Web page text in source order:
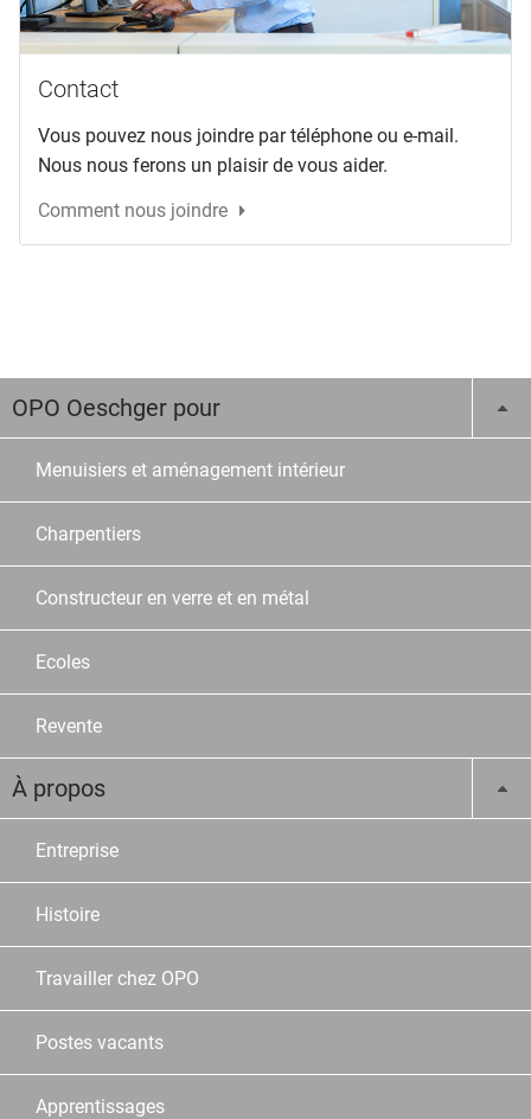
Contact
Vous pouvez nous joindre par téléphone ou e-mail.
Nous nous ferons un plaisir de vous aider.
Comment nous joindre
OPO Oeschger pour
Menuisiers et aménagement intérieur
Charpentiers
Constructeur en verre et en métal
Ecoles
Revente
À propos
Entreprise
Histoire
Travailler chez OPO
Postes vacants
Apprentissages